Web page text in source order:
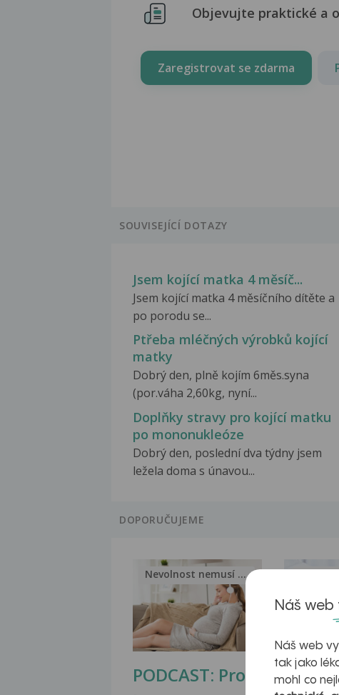
Objevujte praktické a
Zaregistrovat se zdarma
SOUVISEJÍCÍ DOTAZY
Jsem kojící matka 4 měsíč...
Jsem kojící matka 4 měsíčního dítěte a
po porodu se...
Ptřeba mléčných výrobků kojící
matky
Dobrý den, plně kojím 6měs.syna
(por.váha 2,60kg, nyní...
Doplňky stravy pro kojící matku
po mononukleóze
Dobrý den, poslední dva týdny jsem
ležela doma s únavou...
DOPORUČUJEME
PODCAST: Proč
Nevolnost nemusí být nutnou...
Náš web
Náš web
tak jako
mohl co